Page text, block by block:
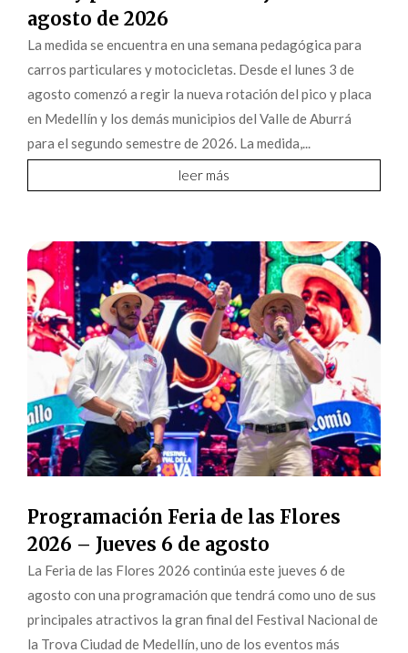
agosto de 2026
La medida se encuentra en una semana pedagógica para
carros particulares y motocicletas. Desde el lunes 3 de
agosto comenzó a regir la nueva rotación del pico y placa
en Medellín y los demás municipios del Valle de Aburrá
para el segundo semestre de 2026. La medida,...
leer más
Programación Feria de las Flores
2026 – Jueves 6 de agosto
La Feria de las Flores 2026 continúa este jueves 6 de
agosto con una programación que tendrá como uno de sus
principales atractivos la gran final del Festival Nacional de
la Trova Ciudad de Medellín, uno de los eventos más